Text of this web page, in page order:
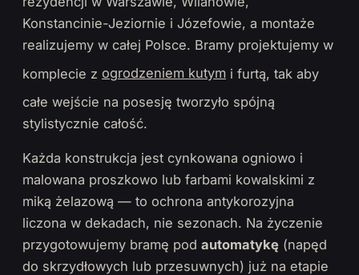
Konstancinie-Jeziornie i Józefowie, a montaże
realizujemy w całej Polsce. Bramy projektujemy w
komplecie z ogrodzeniem kutym i furtą, tak aby
całe wejście na posesję tworzyło spójną
stylistycznie całość.
Każda konstrukcja jest cynkowana ogniowo i
malowana proszkowo lub farbami kowalskimi z
miką żelazową — to ochrona antykorozyjna
liczona w dekadach, nie sezonach. Na życzenie
przygotowujemy bramę pod automatykę (napęd
do skrzydłowych lub przesuwnych) już na etapie